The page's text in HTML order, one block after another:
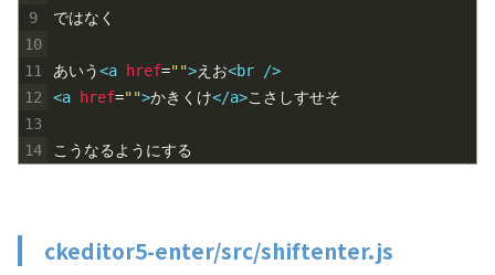
9
10
11
12
13
14
ではなく
あいう<a href="">えお<br
/>
<a
href="">かきくけ</a>こさしすせそ
こうなるようにする
ckeditor5-enter/src/shiftenter.js